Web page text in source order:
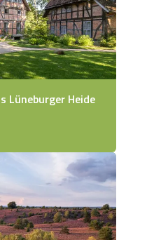
Lüneburger Heide